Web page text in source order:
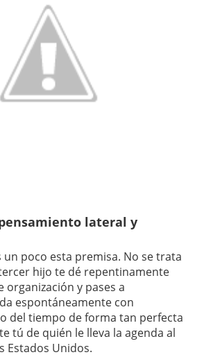
lateral y
un poco esta premisa. No se trata
hijo te dé repentinamente
organización y pases a
espontáneamente con
del tiempo de forma tan perfecta
tú de quién le lleva la agenda al
Estados Unidos.